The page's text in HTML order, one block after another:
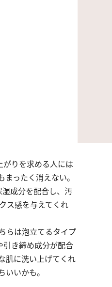
りを求める人には
ったく消えない。
成分を配合し、汚
ス感を与えてくれ
らは泡立てるタイプ
引き締め成分が配合
肌に洗い上げてくれ
いかも。